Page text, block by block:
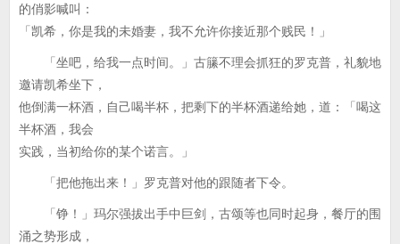
的俏影喊叫：
「凯希，你是我的未婚妻，我不允许你接近那个贱民！」
「坐吧，给我一点时间。」古籘不理会抓狂的罗克普，礼貌地
邀请凯希坐下，
他倒满一杯酒，自己喝半杯，把剩下的半杯酒递给她，道：「喝这
半杯酒，我会
实践，当初给你的某个诺言。」
「把他拖出来！」罗克普对他的跟随者下令。
「铮！」玛尔强拔出手中巨剑，古颂等也同时起身，餐厅的围
涌之势形成，